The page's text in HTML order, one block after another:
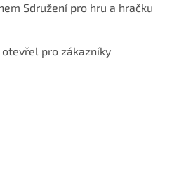
Sdružení pro hru a hračku
otevřel pro zákazníky